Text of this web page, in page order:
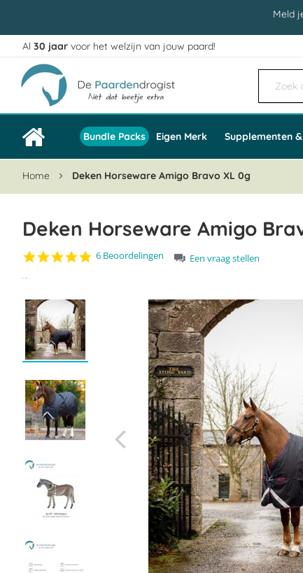
Meld
Ga
naar
de
inhoud
Al 30 jaar voor het welzijn van jouw paard!
Bundle Packs Eigen Merk Supplementen
Home Deken Horseware Amigo Bravo XL 0g
Deken Horseware Amigo
4.8
6 Beoordelingen
Een vraag stellen
het
einde
van
de
afbeeldingen-